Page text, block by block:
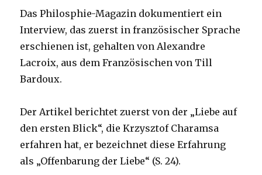
Das Philosphie-Magazin dokumentiert ein
Interview, das zuerst in französischer Sprache
erschienen ist, gehalten von Alexandre
Lacroix, aus dem Französischen von Till
Bardoux.
Der Artikel berichtet zuerst von der „Liebe auf
den ersten Blick“, die Krzysztof Charamsa
erfahren hat, er bezeichnet diese Erfahrung
als „Offenbarung der Liebe“ (S. 24).